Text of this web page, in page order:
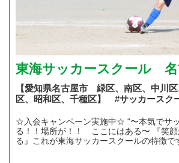
東海サッカースクール 名
【愛知県名古屋市 緑区、南区、中川
区、昭和区、千種区】 #サッカースク
☆入会キャンペーン実施中☆ "〜本気でサ
る！！場所が！！ ここにはある〜 『笑
る』これが東海サッカースクールの特徴で